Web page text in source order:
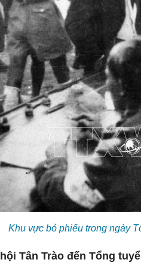
Khu vực bỏ phiếu trong ngày
Tân Trào đến Tổng